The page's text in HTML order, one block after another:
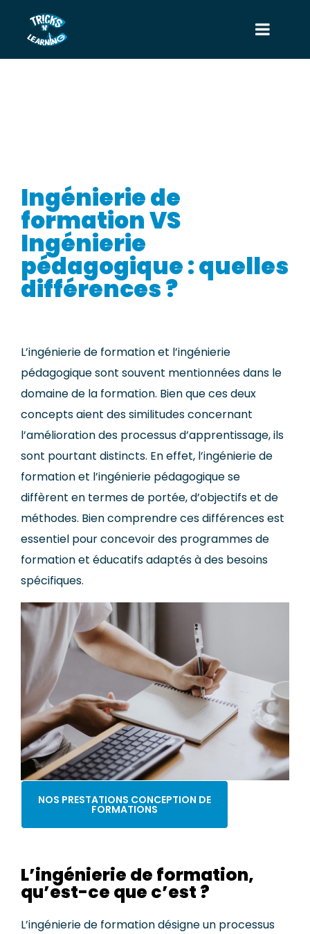
Ingénierie de
formation VS
Ingénierie
pédagogique : quelles
différences ?
L’ingénierie de formation et l’ingénierie
pédagogique sont souvent mentionnées dans le
domaine de la formation. Bien que ces deux
concepts aient des similitudes concernant
l’amélioration des processus d’apprentissage, ils
sont pourtant distincts. En effet, l’ingénierie de
formation et l’ingénierie pédagogique se
diffèrent en termes de portée, d’objectifs et de
méthodes. Bien comprendre ces différences est
essentiel pour concevoir des programmes de
formation et éducatifs adaptés à des besoins
spécifiques.
NOS PRESTATIONS CONCEPTION DE
FORMATIONS
L’ingénierie de formation,
qu’est-ce que c’est ?
L’ingénierie de formation désigne un processus